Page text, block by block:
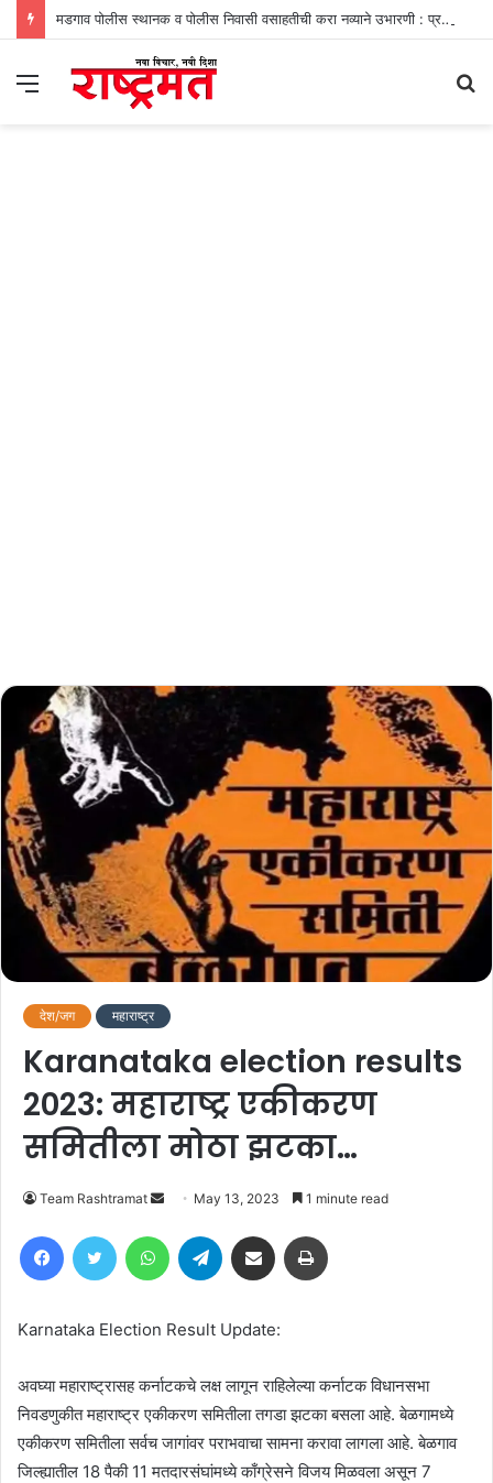
मडगाव पोलीस स्थानक व पोलीस निवासी वसाहतीची करा नव्याने उभारणी : प्रभव नायक
Menu
देश/जग महाराष्ट्र
Karanataka election results
2023: महाराष्ट्र एकीकरण
समितीला मोठा झटका…
Team Rashtramat
Send
email
May 13, 2023 1 minute read
FacebookTwitter WhatsAppTelegram Share via Email
Karnataka Election Result Update:
अवघ्या महाराष्ट्रासह कर्नाटकचे लक्ष लागून राहिलेल्या कर्नाटक विधानसभा
निवडणुकीत महाराष्ट्र एकीकरण समितीला तगडा झटका बसला आहे. बेळगामध्ये
एकीकरण समितीला सर्वच जागांवर पराभवाचा सामना करावा लागला आहे. बेळगाव
जिल्ह्यातील 18 पैकी 11 मतदारसंघांमध्ये काँग्रेसने विजय मिळवला असून 7